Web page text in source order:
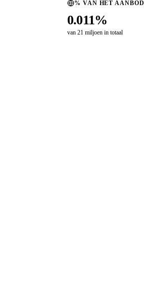
% VAN HET AANBOD
0.011%
van 21 miljoen in totaal